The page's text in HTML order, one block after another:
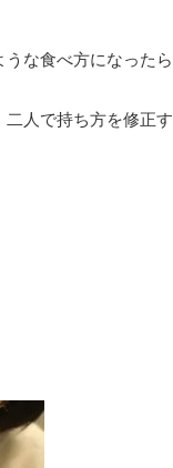
な食べ方になったら
人で持ち方を修正す